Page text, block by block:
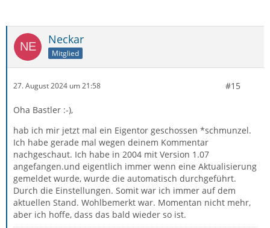
Neckar
Mitglied
27. August 2024 um 21:58 #15
Oha Bastler :-),
hab ich mir jetzt mal ein Eigentor geschossen *schmunzel.
Ich habe gerade mal wegen deinem Kommentar
nachgeschaut. Ich habe in 2004 mit Version 1.07
angefangen.und eigentlich immer wenn eine Aktualisierung
gemeldet wurde, wurde die automatisch durchgeführt.
Durch die Einstellungen. Somit war ich immer auf dem
aktuellen Stand. Wohlbemerkt war. Momentan nicht mehr,
aber ich hoffe, dass das bald wieder so ist.